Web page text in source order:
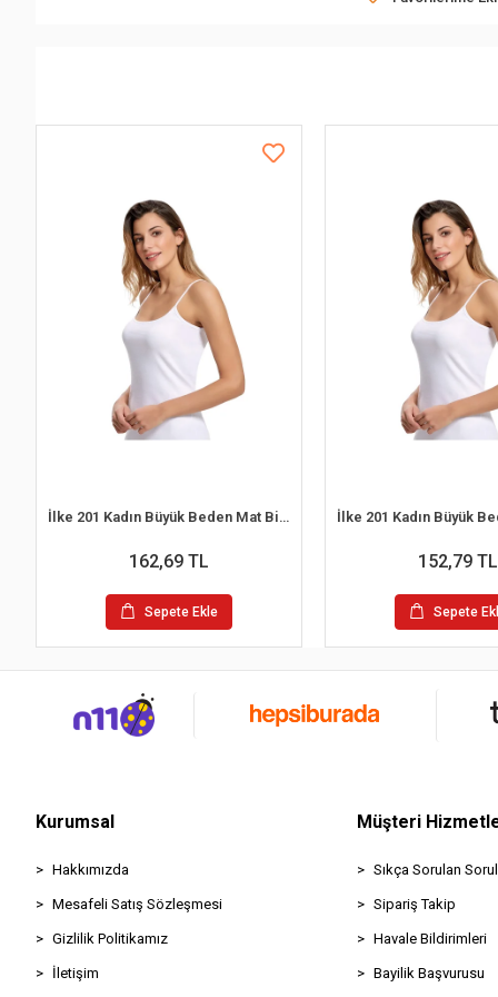
İlke 201 Kadın Büyük Beden Mat Biyeli İp Askılı Atlet Beyaz 3XL /48
162,69 TL
Sepete Ekle
152,79 TL
Sepete
Kurumsal
Hakkımızda
Mesafeli Satış Sözleşmesi
Gizlilik Politikamız
İletişim
Müşteri
Sıkça Sorulan
Sipariş Takip
Havale Bildirimleri
Bayilik Başvurusu